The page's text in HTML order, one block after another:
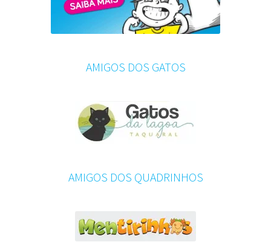
AMIGOS DOS GATOS
AMIGOS DOS QUADRINHOS